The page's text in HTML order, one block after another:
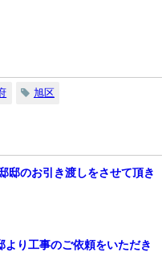
旭区
邸のお引き渡しをさせて頂き
より工事のご依頼をいただき